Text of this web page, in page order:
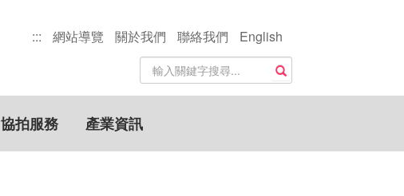
::: 網站導覽 關於我們 聯絡我們
English
站
內
搜
尋
關
鍵
搜尋
協拍服務 產業資訊